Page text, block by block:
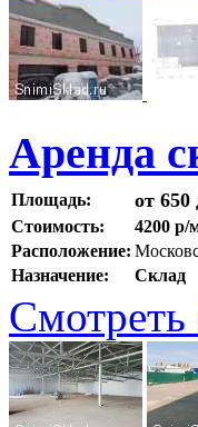
Аренда
Площадь: от 650
Стоимость:
4200 р/
Расположение:
Назначение:
Склад